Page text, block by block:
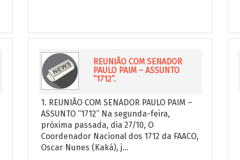
REUNIÃO COM SENADOR
PAULO PAIM – ASSUNTO
“1712”.
1. REUNIÃO COM SENADOR PAULO PAIM –
ASSUNTO “1712” Na segunda-feira,
próxima passada, dia 27/10, O
Coordenador Nacional dos 1712 da FAACO,
Oscar Nunes (Kaká), j...